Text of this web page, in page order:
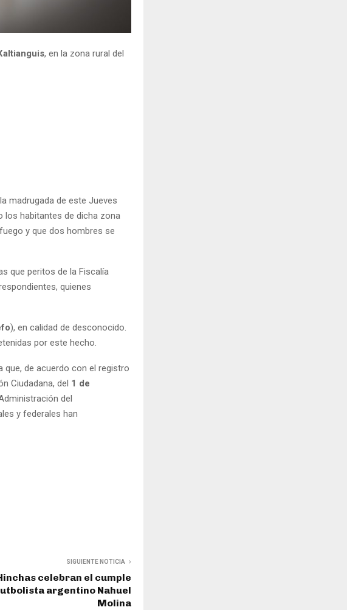
, en la zona rural del
madrugada de este Jueves
los habitantes de dicha zona
y que dos hombres se
que peritos de la Fiscalía
quienes
), en calidad de desconocido.
por este hecho.
que, de acuerdo con el registro
Ciudadana, del 1 de
del
y federales han
SIGUIENTE NOTICIA
Hinchas celebran el cumple
argentino Nahuel
Molina